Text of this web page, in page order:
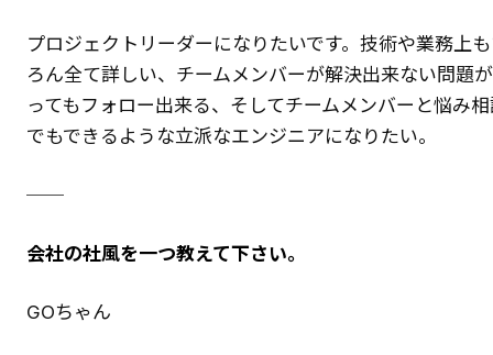
プロジェクトリーダーになりたいです。技術や業務上
ろん全て詳しい、チームメンバーが解決出来ない問題
ってもフォロー出来る、そしてチームメンバーと悩み
でもできるような立派なエンジニアになりたい。
──
会社の社風を一つ教えて下さい。
GOちゃん